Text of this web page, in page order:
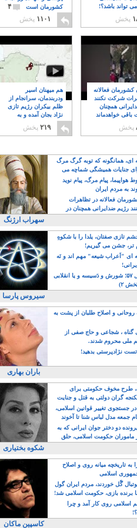
کشورمان است
۴
۱۱۰۱ پخش
تواند باشد؟!
پخش
هم میهنان اسیر
ودربندمان، سرانجام از
ظلم بیکران رژیم تازی
نژاد بجان آمده و به
۲۱۹ پخش
کشورمان فعالانه
شرکت نکنند
همچنان
باقی خواهدماند
پخش
ای، همانگونه که توبه گرگ مرگ
جنایات همیشگی شماچه می
هواپیما، پیام مرگ، پیام نوید
به مردم ایران
فعالانه در تظاهرات
رژیم ضدایرانی همچنان در
خواهدماند
سهراب ارژنگ
تازی صفتان، یلدا را با شکوهِ
تر، جشن می گیریم!
ای "اَعراب شیعه" مهم اند و نَه
رویداد سال ۵۷؛ شورش و دَسیسه و یا انقلابی
۲)
سیروس پارسا
و اصلاح طلبان از پشت به
گناه ، شجاعی و حاج صفی از
ملی محروم شدند.
نژادپرستی بدهید!
باران بهاری
مخوف حکومتی برای
گران دولتی به قتل و جنایت
جستجوی تغییر قوانین اسلامی،
جمعه مدل لباس شنا تا آخوند
دو دختر جوان ایرانی که به
ماموران حکومت اسلامی، حلق
شکوه بختیاری
به تاریخچه میانه روی و اصلاح
اسلامی
گًل خوردند، مردم ایران گول
برنده بازی، حکومت اسلامی شد!
اسلامی روی کار آمد و چرا
کاسپین ماکان